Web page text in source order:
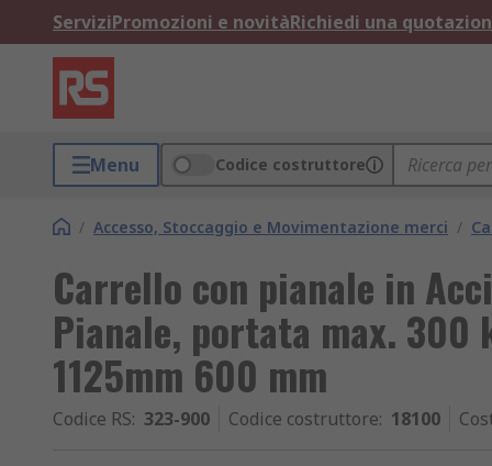
ServiziPromozioni e novitàRichiedi una
Menu Codice costruttore
/ Accesso, Stoccaggio e Movimentazione merci /
Carrello con pianale in
Pianale, portata max. 300
1125mm 600 mm
Codice RS: 323-900 Codice costruttore: 18100